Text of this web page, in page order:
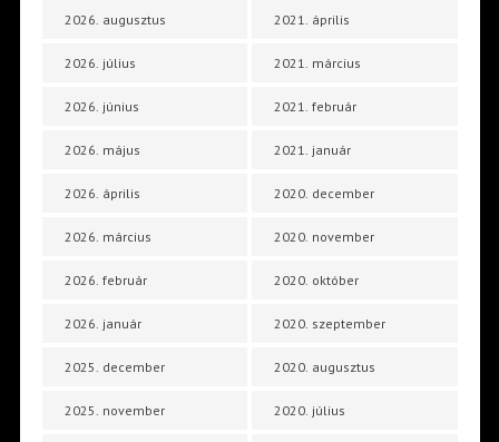
2026. augusztus
2026. július
2026. június
2026. május
2026. április
2026. március
2026. február
2026. január
2025. december
2025. november
2021. április
2021. március
2021. február
2021. január
2020. december
2020. november
2020. október
2020. szeptember
2020. augusztus
2020. július